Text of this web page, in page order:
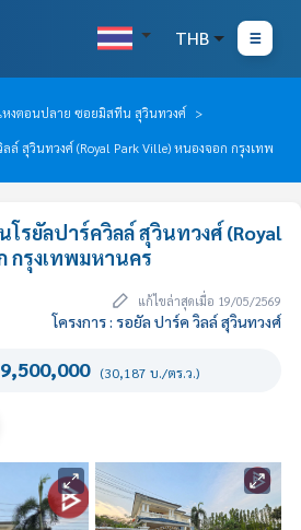
THB
งตอนปลาย ซอยมิสทีน สุวินทวงศ์
ล์ สุวินทวงศ์ (Royal Park Ville) หนองจอก กรุงเทพ
รยัลปาร์ควิลล์ สุวินทวงศ์ (Royal
กรุงเทพมหานคร
แก้ไขล่าสุดเมื่อ 19/05/2569
โครงการ : รอยัล ปาร์ค วิลล์ สุวินทวงศ์
(30,187 บ./ตร.ว.)